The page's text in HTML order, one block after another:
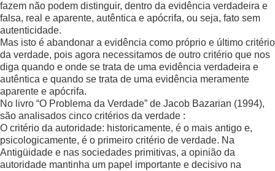
fazem não podem distinguir, dentro da evidência verdadeira e
falsa, real e aparente, autêntica e apócrifa, ou seja, fato sem
autenticidade.
Mas isto é abandonar a evidência como próprio e último critério
da verdade, pois agora necessitamos de outro critério que nos
diga quando e onde se trata de uma evidência verdadeira e
autêntica e quando se trata de uma evidência meramente
aparente e apócrifa.
No livro “O Problema da Verdade” de Jacob Bazarian (1994),
são analisados cinco critérios da verdade :
O critério da autoridade: historicamente, é o mais antigo e,
psicologicamente, é o primeiro critério de verdade. Na
Antigüidade e nas sociedades primitivas, a opinião da
autoridade mantinha um papel importante e decisivo na